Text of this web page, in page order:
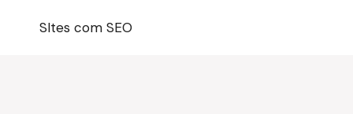
SItes com SEO